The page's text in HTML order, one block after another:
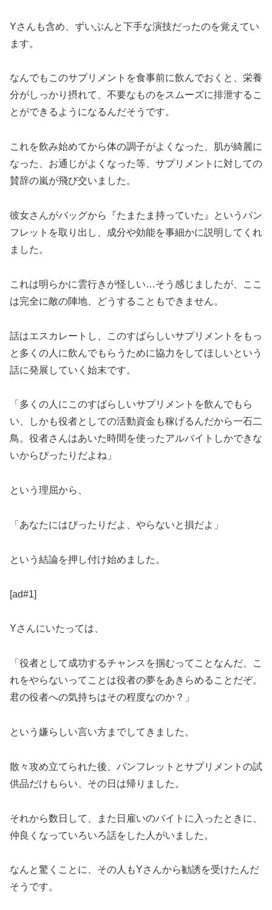
Yさんも含め、ずいぶんと下手な演技だったのを覚えてい
ます。
なんでもこのサプリメントを食事前に飲んでおくと、栄養
分がしっかり摂れて、不要なものをスムーズに排泄するこ
とができるようになるんだそうです。
これを飲み始めてから体の調子がよくなった、肌が綺麗に
なった、お通じがよくなった等、サプリメントに対しての
賛辞の嵐が飛び交いました。
彼女さんがバッグから『たまたま持っていた』というパン
フレットを取り出し、成分や効能を事細かに説明してくれ
ました。
これは明らかに雲行きが怪しい…そう感じましたが、ここ
は完全に敵の陣地、どうすることもできません。
話はエスカレートし、このすばらしいサプリメントをもっ
と多くの人に飲んでもらうために協力をしてほしいという
話に発展していく始末です。
「多くの人にこのすばらしいサプリメントを飲んでもら
い、しかも役者としての活動資金も稼げるんだから一石二
鳥。役者さんはあいた時間を使ったアルバイトしかできな
いからぴったりだよね」
という理屈から、
「あなたにはぴったりだよ、やらないと損だよ」
という結論を押し付け始めました。
[ad#1]
Yさんにいたっては、
「役者として成功するチャンスを掴むってことなんだ、こ
れをやらないってことは役者の夢をあきらめることだぞ。
君の役者への気持ちはその程度なのか？」
という嫌らしい言い方までしてきました。
散々攻め立てられた後、パンフレットとサプリメントの試
供品だけもらい、その日は帰りました。
それから数日して、また日雇いのバイトに入ったときに、
仲良くなっていろいろ話をした人がいました。
なんと驚くことに、その人もYさんから勧誘を受けたんだ
そうです。